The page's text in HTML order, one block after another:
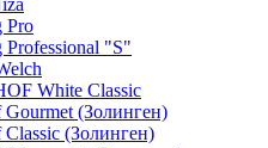
"S"
White Classic
(Золинген)
(Золинген)